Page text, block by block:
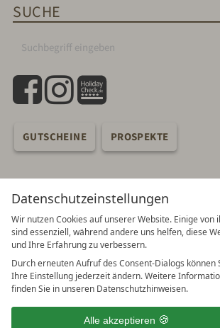
Datenschutzeinstellungen
Wir nutzen Cookies auf unserer Website. Einige von
sind essenziell, während andere uns helfen, diese
und Ihre Erfahrung zu verbessern.
Durch erneuten Aufruf des Consent-Dialogs können
Ihre Einstellung jederzeit ändern. Weitere
finden Sie in unseren Datenschutzhinweisen.
Alle akzeptieren
SUCHE
facebookinstagram
GUTSCHEINE PROSPEKTE